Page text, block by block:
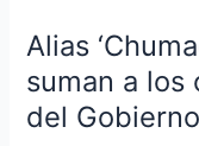
Alias
suman a
del Gobierno
y
la
‘Mole’
se